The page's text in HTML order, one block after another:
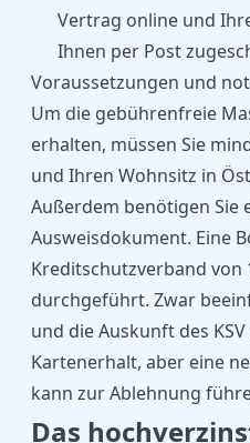
Vertrag online und
Ihnen per Post
Voraussetzungen und
Um die gebührenfreie
erhalten, müssen Sie
und Ihren Wohnsitz in
Außerdem benötigen Sie
Ausweisdokument. Eine
Kreditschutzverband von
durchgeführt. Zwar
und die Auskunft des
Kartenerhalt, aber eine
kann zur Ablehnung
Das